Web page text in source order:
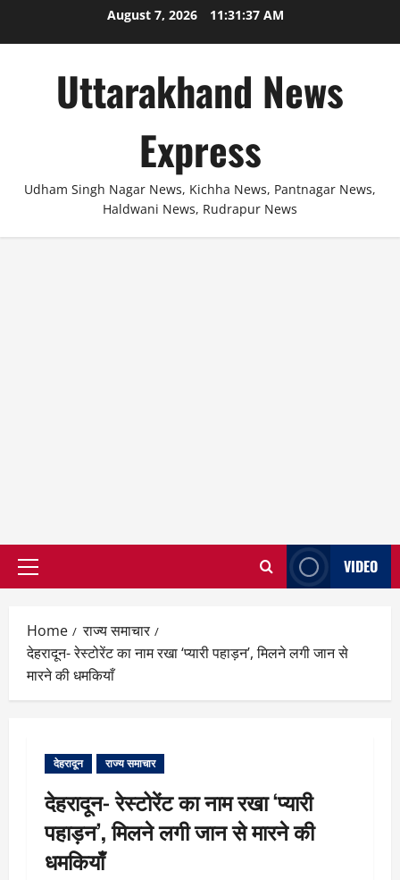
August 7, 2026 11:31:37 AM
Uttarakhand News
Express
Udham Singh Nagar News, Kichha News, Pantnagar News,
Haldwani News, Rudrapur News
Primary
VIDEO
Home
राज्य समाचार
देहरादून- रेस्टोरेंट का नाम रखा ‘प्यारी पहाड़न’, मिलने लगी जान से
मारने की धमकियाँ
देहरादून राज्य समाचार
देहरादून- रेस्टोरेंट का नाम रखा ‘प्यारी
पहाड़न’, मिलने लगी जान से मारने की
धमकियाँ